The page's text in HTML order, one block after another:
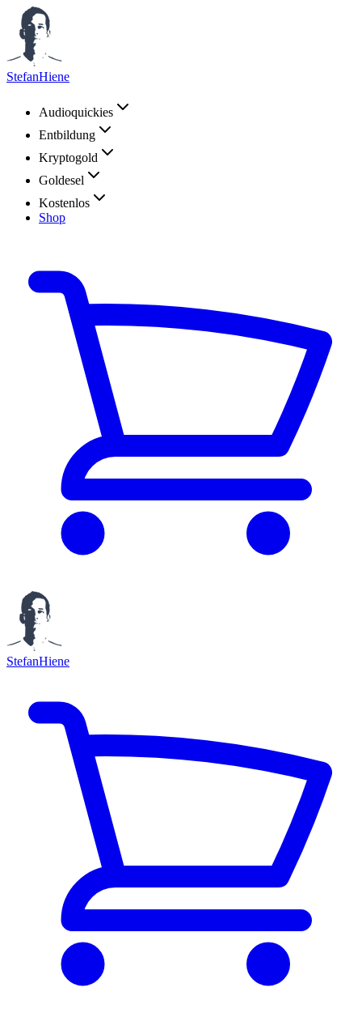
StefanHiene
Audioquickies
Entbildung
Kryptogold
Goldesel
Kostenlos
Shop
StefanHiene